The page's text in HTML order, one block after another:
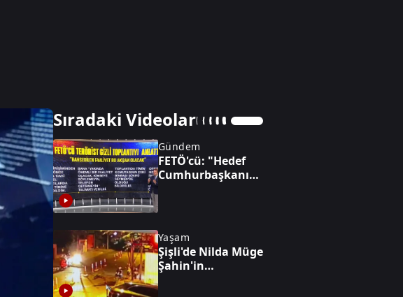
Sıradaki Videolar
Gündem
FETÖ'cü: "Hedef
Cumhurbaşkanını
Yaşam
Şişli'de Nilda Müge
Şahin'in